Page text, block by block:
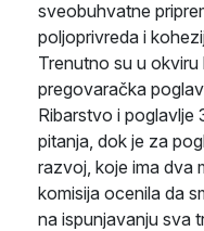
sveobuhvatne
poljoprivreda i
Trenutno su u
pregovaračka
Ribarstvo i poglavlje
pitanja, dok je za
razvoj, koje ima dva
komisija ocenila da
na ispunjavanju sva